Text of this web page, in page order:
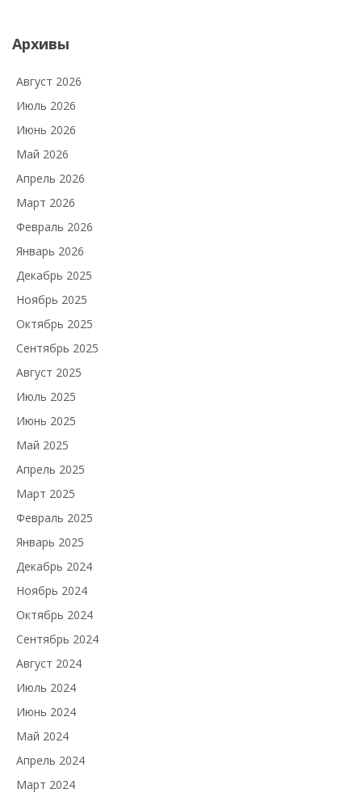
Архивы
Август 2026
Июль 2026
Июнь 2026
Май 2026
Апрель 2026
Март 2026
Февраль 2026
Январь 2026
Декабрь 2025
Ноябрь 2025
Октябрь 2025
Сентябрь 2025
Август 2025
Июль 2025
Июнь 2025
Май 2025
Апрель 2025
Март 2025
Февраль 2025
Январь 2025
Декабрь 2024
Ноябрь 2024
Октябрь 2024
Сентябрь 2024
Август 2024
Июль 2024
Июнь 2024
Май 2024
Апрель 2024
Март 2024